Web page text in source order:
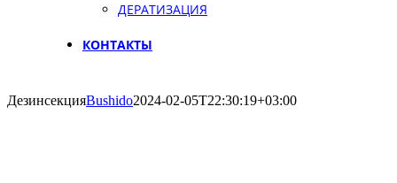
ДЕРАТИЗАЦИЯ
КОНТАКТЫ
ДезинсекцияBushido2024-02-05T22:30:19+03:00